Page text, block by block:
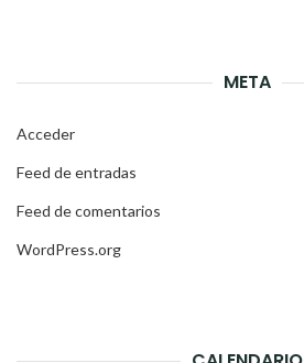
META
Acceder
Feed de entradas
Feed de comentarios
WordPress.org